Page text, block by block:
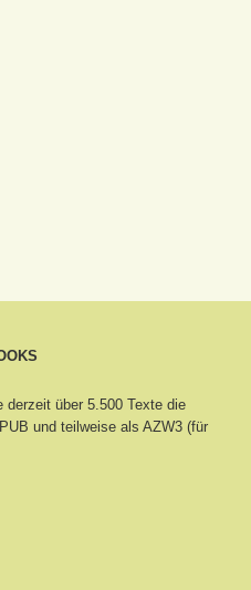
über 5.500 Texte die
und teilweise als AZW3 (für